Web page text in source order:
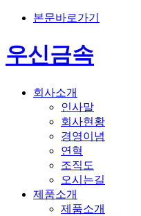
본문바로가기
우신금속
회사소개
인사말
회사현황
경영이념
연혁
조직도
오시는길
제품소개
제품소개